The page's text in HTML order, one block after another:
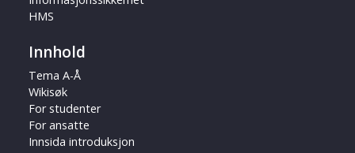
HMS
Innhold
Tema A-Å
Wikisøk
For studenter
For ansatte
Innsida introduksjon